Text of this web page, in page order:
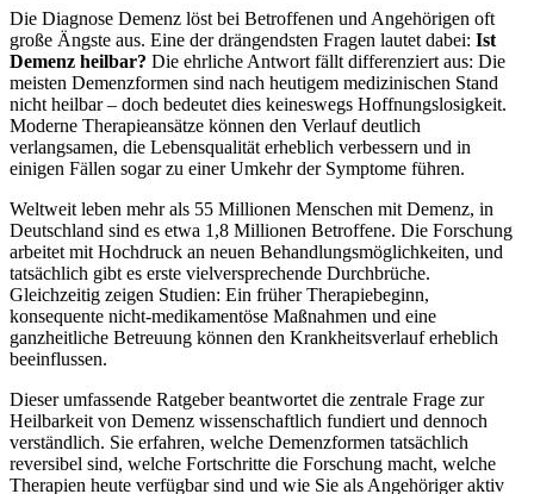
Die Diagnose Demenz löst bei Betroffenen und Angehörigen oft
große Ängste aus. Eine der drängendsten Fragen lautet dabei: Ist
Demenz heilbar? Die ehrliche Antwort fällt differenziert aus: Die
meisten Demenzformen sind nach heutigem medizinischen Stand
nicht heilbar – doch bedeutet dies keineswegs Hoffnungslosigkeit.
Moderne Therapieansätze können den Verlauf deutlich
verlangsamen, die Lebensqualität erheblich verbessern und in
einigen Fällen sogar zu einer Umkehr der Symptome führen.
Weltweit leben mehr als 55 Millionen Menschen mit Demenz, in
Deutschland sind es etwa 1,8 Millionen Betroffene. Die Forschung
arbeitet mit Hochdruck an neuen Behandlungsmöglichkeiten, und
tatsächlich gibt es erste vielversprechende Durchbrüche.
Gleichzeitig zeigen Studien: Ein früher Therapiebeginn,
konsequente nicht-medikamentöse Maßnahmen und eine
ganzheitliche Betreuung können den Krankheitsverlauf erheblich
beeinflussen.
Dieser umfassende Ratgeber beantwortet die zentrale Frage zur
Heilbarkeit von Demenz wissenschaftlich fundiert und dennoch
verständlich. Sie erfahren, welche Demenzformen tatsächlich
reversibel sind, welche Fortschritte die Forschung macht, welche
Therapien heute verfügbar sind und wie Sie als Angehöriger aktiv